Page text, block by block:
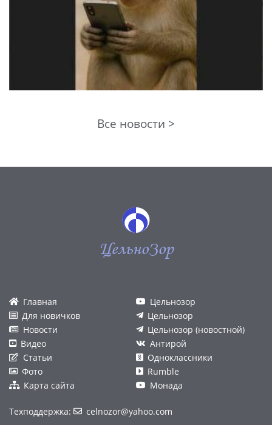
Все новости >
ЦельноЗор
Главная
Для новичков
Новости
Видео
Статьи
Фото
Карта сайта
Цельнозор
Цельнозор
Цельнозор (новостной)
Антирой
Одноклассники
Rumble
Монада
Техподдержка: celnozor@yahoo.com